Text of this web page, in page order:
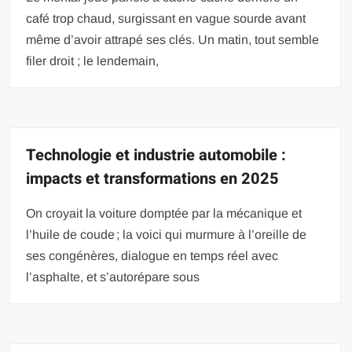
café trop chaud, surgissant en vague sourde avant
même d’avoir attrapé ses clés. Un matin, tout semble
filer droit ; le lendemain,
Technologie et industrie automobile :
impacts et transformations en 2025
On croyait la voiture domptée par la mécanique et
l’huile de coude ; la voici qui murmure à l’oreille de
ses congénères, dialogue en temps réel avec
l’asphalte, et s’autorépare sous